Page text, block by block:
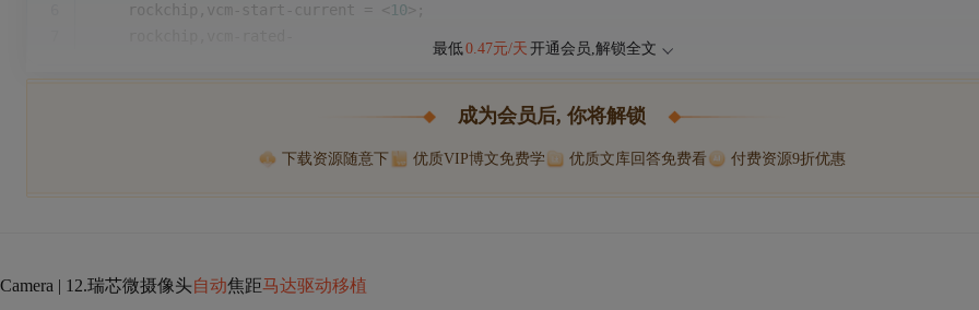
    rockchip,vcm-start-current =
< 10> ;
最低0.47元/天 开通会员,解锁全文
成为会员后, 你将解锁
下载资源随意下 优质VIP博文免费学 优质文库回答免费看 付费资源9折优惠
Camera | 12.瑞芯微摄像头自动焦距马达驱动移植